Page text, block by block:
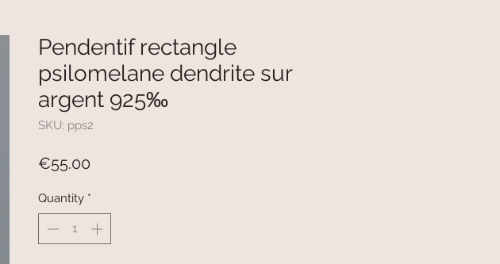
Pendentif rectangle
psilomelane dendrite sur
argent 925‰
SKU: pps2
€55.00
Quantity *